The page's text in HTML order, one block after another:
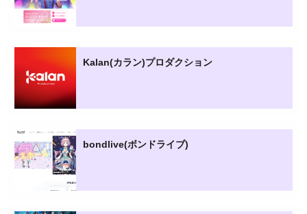
Kalan(カラン)プロダクション
bondlive(ボンドライブ)